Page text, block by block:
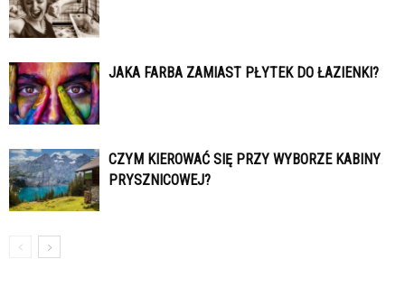
JAKA FARBA ZAMIAST PŁYTEK DO ŁAZIENKI?
CZYM KIEROWAĆ SIĘ PRZY WYBORZE KABINY
PRYSZNICOWEJ?